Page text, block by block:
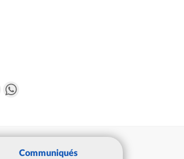
Messenger
Communiqués